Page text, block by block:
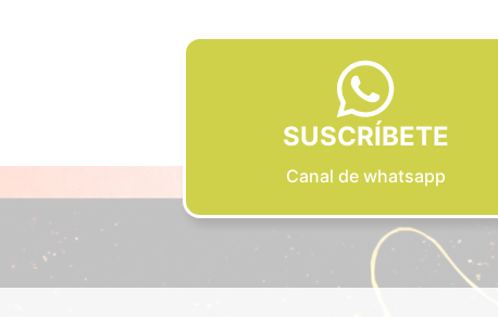
SUSCRÍBETE
Canal de whatsapp